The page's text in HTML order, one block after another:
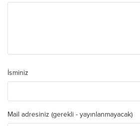
İsminiz
Mail adresiniz (gerekli - yayınlanmayacak)